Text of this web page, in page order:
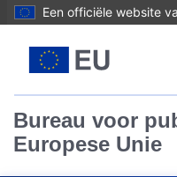
Een officiële website
Bureau voor
Europese Unie